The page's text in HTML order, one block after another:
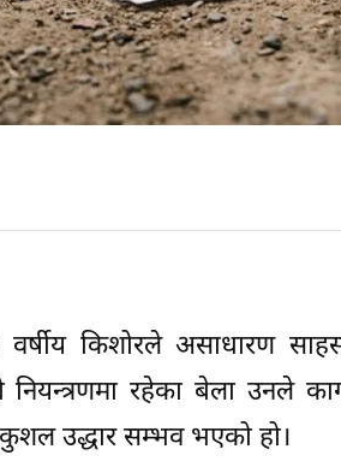
किशोरले असाधारण
रहेका बेला उनले
उद्धार सम्भव भएको हो।